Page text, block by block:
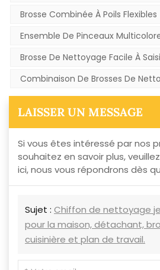
Brosse Combinée À Poils Flexibles
Ensemble De Pinceaux
Brosse De Nettoyage Facile À
Combinaison De Brosses De
LAISSER UN MESSAGE
Si vous êtes intéressé par nos
souhaitez en savoir plus,
ici, nous vous répondrons dès
Sujet : Chiffon de nettoyage
pour la maison, détachant,
cuisinière et plan de travail.